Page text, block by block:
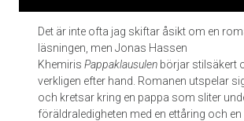
l
a
g
e
n
Det är inte ofta jag skiftar åsikt om en
läsningen, men Jonas Hassen
Khemiris Pappaklausulen börjar stilsäkert
verkligen efter hand. Romanen utspelar
och kretsar kring en pappa som sliter
föräldraledigheten med en ettåring och